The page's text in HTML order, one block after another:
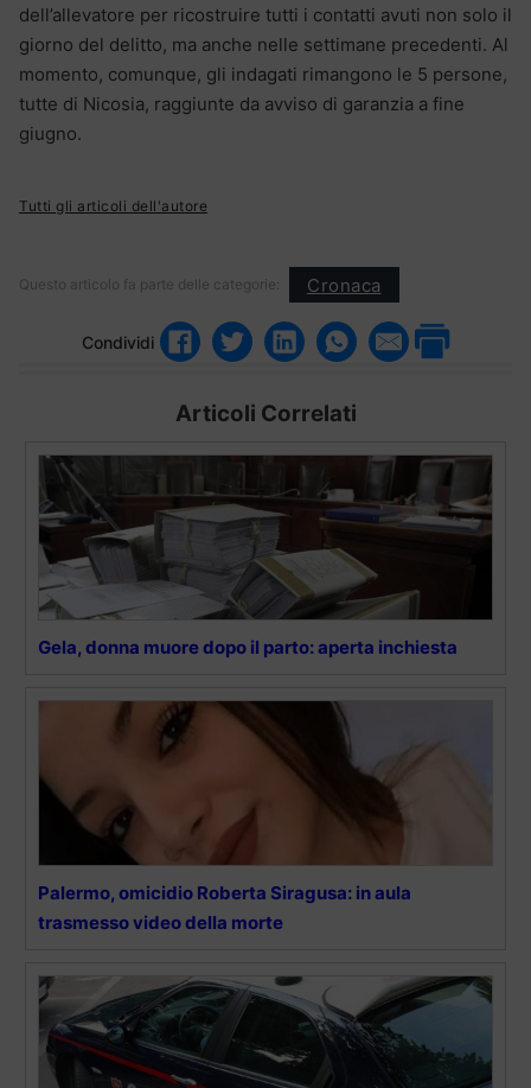
dell’allevatore per ricostruire tutti i contatti avuti non solo il
giorno del delitto, ma anche nelle settimane precedenti. Al
momento, comunque, gli indagati rimangono le 5 persone,
tutte di Nicosia, raggiunte da avviso di garanzia a fine
giugno.
Tutti gli articoli dell'autore
Questo articolo fa parte delle categorie: Cronaca
Condividi
Articoli Correlati
Gela, donna muore dopo il parto: aperta inchiesta
Palermo, omicidio Roberta Siragusa: in aula
trasmesso video della morte